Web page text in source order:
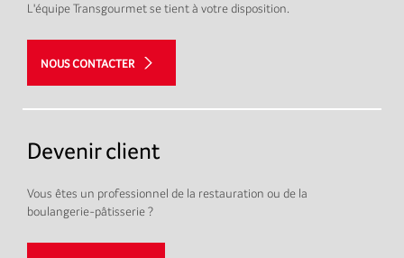
L'équipe Transgourmet se tient à votre disposition.
NOUS CONTACTER
Devenir client
Vous êtes un professionnel de la restauration ou de la
boulangerie-pâtisserie ?